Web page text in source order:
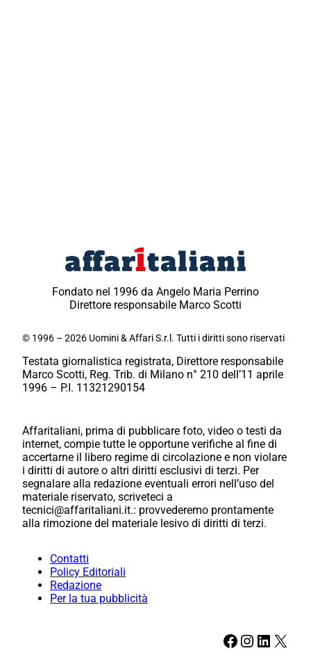
Fondato nel 1996 da Angelo Maria Perrino
Direttore responsabile Marco Scotti
© 1996 – 2026 Uomini & Affari S.r.l. Tutti i diritti sono riservati
Testata giornalistica registrata, Direttore responsabile
Marco Scotti, Reg. Trib. di Milano n° 210 dell’11 aprile
1996 – P.I. 11321290154
Affaritaliani, prima di pubblicare foto, video o testi da
internet, compie tutte le opportune verifiche al fine di
accertarne il libero regime di circolazione e non violare
i diritti di autore o altri diritti esclusivi di terzi. Per
segnalare alla redazione eventuali errori nell’uso del
materiale riservato, scriveteci a
tecnici@affaritaliani.it.: provvederemo prontamente
alla rimozione del materiale lesivo di diritti di terzi.
Contatti
Policy Editoriali
Redazione
Per la tua pubblicità
Facebook Instagram LinkedIn X